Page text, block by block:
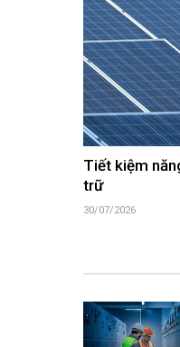
Tiết kiệm
trữ
30/07/2026